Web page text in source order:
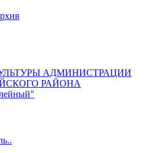
АДМИНИСТРАЦИИ
РАЙОНА